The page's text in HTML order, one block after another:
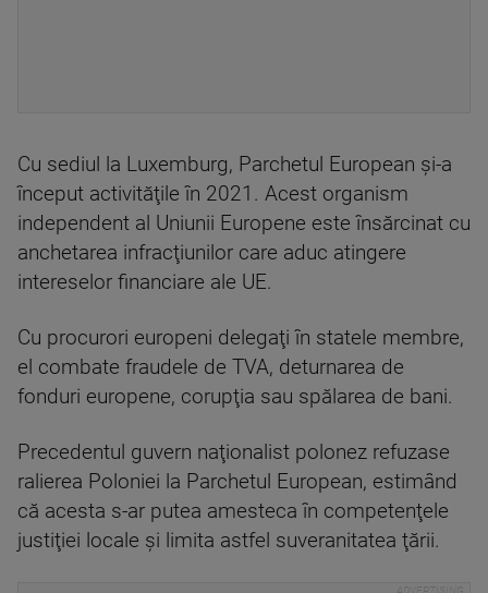
Cu sediul la Luxemburg, Parchetul European şi-a
început activităţile în 2021. Acest organism
independent al Uniunii Europene este însărcinat cu
anchetarea infracţiunilor care aduc atingere
intereselor financiare ale UE.
Cu procurori europeni delegaţi în statele membre,
el combate fraudele de TVA, deturnarea de
fonduri europene, corupţia sau spălarea de bani.
Precedentul guvern naţionalist polonez refuzase
ralierea Poloniei la Parchetul European, estimând
că acesta s-ar putea amesteca în competenţele
justiţiei locale şi limita astfel suveranitatea ţării.